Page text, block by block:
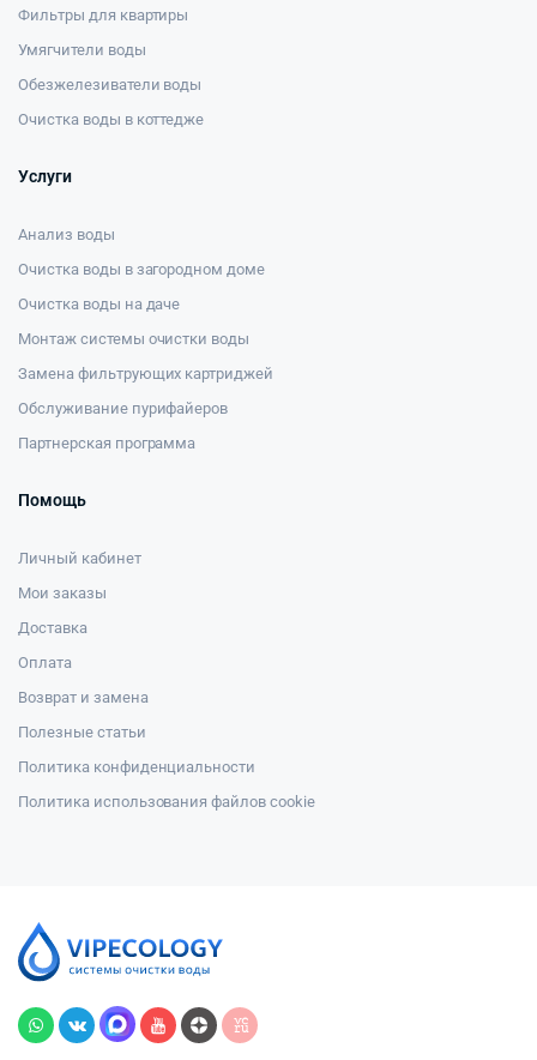
Фильтры для квартиры
Умягчители воды
Обезжелезиватели воды
Очистка воды в коттедже
Услуги
Анализ воды
Очистка воды в загородном доме
Очистка воды на даче
Монтаж системы очистки воды
Замена фильтрующих картриджей
Обслуживание пурифайеров
Партнерская программа
Помощь
Личный кабинет
Мои заказы
Доставка
Оплата
Возврат и замена
Полезные статьи
Политика конфиденциальности
Политика использования файлов cookie